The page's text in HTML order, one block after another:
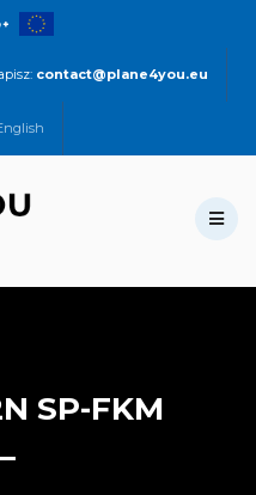
contact@plane4you.eu
SP-FKM